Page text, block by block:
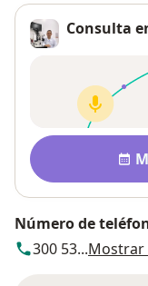
Consulta
Disponibilidad
Número de
300 53...Mostrar